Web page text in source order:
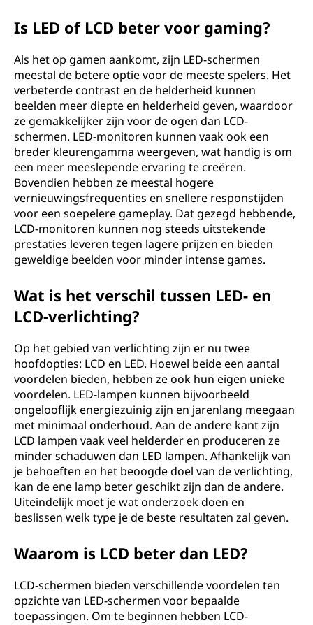
Is LED of LCD beter voor gaming?
Als het op gamen aankomt, zijn LED-schermen
meestal de betere optie voor de meeste spelers. Het
verbeterde contrast en de helderheid kunnen
beelden meer diepte en helderheid geven, waardoor
ze gemakkelijker zijn voor de ogen dan LCD-
schermen. LED-monitoren kunnen vaak ook een
breder kleurengamma weergeven, wat handig is om
een meer meeslepende ervaring te creëren.
Bovendien hebben ze meestal hogere
vernieuwingsfrequenties en snellere responstijden
voor een soepelere gameplay. Dat gezegd hebbende,
LCD-monitoren kunnen nog steeds uitstekende
prestaties leveren tegen lagere prijzen en bieden
geweldige beelden voor minder intense games.
Wat is het verschil tussen LED- en
LCD-verlichting?
Op het gebied van verlichting zijn er nu twee
hoofdopties: LCD en LED. Hoewel beide een aantal
voordelen bieden, hebben ze ook hun eigen unieke
voordelen. LED-lampen kunnen bijvoorbeeld
ongelooflijk energiezuinig zijn en jarenlang meegaan
met minimaal onderhoud. Aan de andere kant zijn
LCD lampen vaak veel helderder en produceren ze
minder schaduwen dan LED lampen. Afhankelijk van
je behoeften en het beoogde doel van de verlichting,
kan de ene lamp beter geschikt zijn dan de andere.
Uiteindelijk moet je wat onderzoek doen en
beslissen welk type je de beste resultaten zal geven.
Waarom is LCD beter dan LED?
LCD-schermen bieden verschillende voordelen ten
opzichte van LED-schermen voor bepaalde
toepassingen. Om te beginnen hebben LCD-